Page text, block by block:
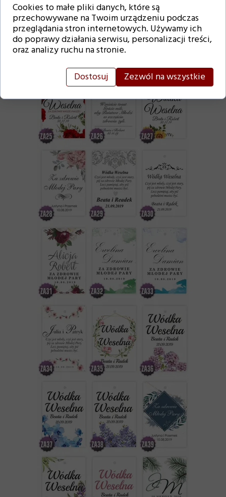
Cookies to małe pliki danych, które są
przechowywane na Twoim urządzeniu podczas
przeglądania stron internetowych. Używamy ich
do poprawy działania serwisu, personalizacji treści,
oraz analizy ruchu na stronie.
Dostosuj
Zezwól na wszystkie